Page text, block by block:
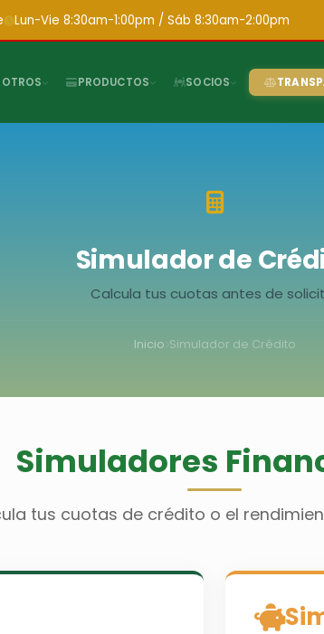
Lun-Vie 8:30am-1:00pm / Sáb 8:30am-2:00pm
PRODUCTOS SOCIOS
Simulador de
Calcula tus cuotas antes de
Inicio Simulador de Crédito
Simuladores
tus cuotas de crédito o el